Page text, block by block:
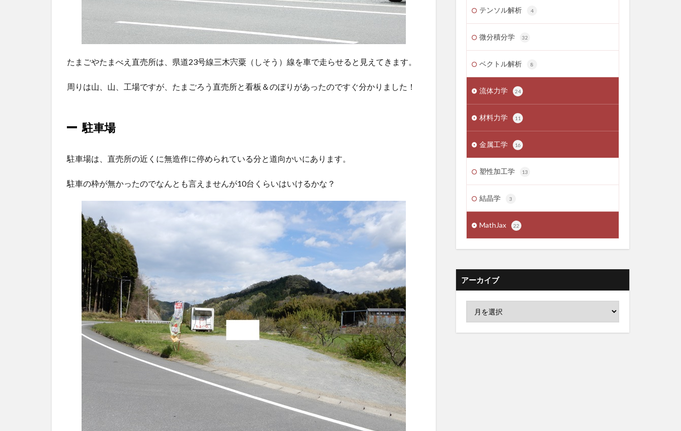
（た
たま
1.4
菜の
販売
1.5
卵の
があ
りま
した
2
た
ま
べ
え
の
美
感
たまごやたまべえ直売所は、県道23号線三木宍粟（しそう）線を車で走らせると見えてきます。
周りは山、山、工場ですが、たまごろう直売所と看板＆のぼりがあったのですぐ分かりました！
駐車場
駐車場は、直売所の近くに無造作に停められている分と道向かいにあります。
駐車の枠が無かったのでなんとも言えませんが10台くらいはいけるかな？
テンソル解析 4
微分積分学 32
ベクトル解析 8
流体力学 24
材料力学 11
金属工学 16
塑性加工学 13
結晶学 3
MathJax 22
アーカイブ